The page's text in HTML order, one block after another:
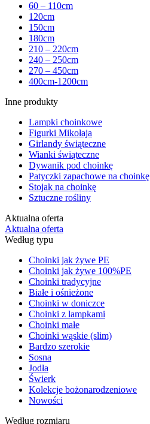
60 – 110cm
120cm
150cm
180cm
210 – 220cm
240 – 250cm
270 – 450cm
400cm-1200cm
Inne produkty
Lampki choinkowe
Figurki Mikołaja
Girlandy świąteczne
Wianki świąteczne
Dywanik pod choinkę
Patyczki zapachowe na choinkę
Stojak na choinkę
Sztuczne rośliny
Aktualna oferta
Aktualna oferta
Według typu
Choinki jak żywe PE
Choinki jak żywe 100%PE
Choinki tradycyjne
Białe i ośnieżone
Choinki w doniczce
Choinki z lampkami
Choinki małe
Choinki wąskie (slim)
Bardzo szerokie
Sosna
Jodła
Świerk
Kolekcje bożonarodzeniowe
Nowości
Według rozmiaru